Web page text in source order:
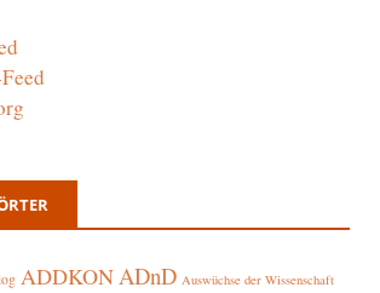
ADDKONADnD Auswüchse der Wissenschaft